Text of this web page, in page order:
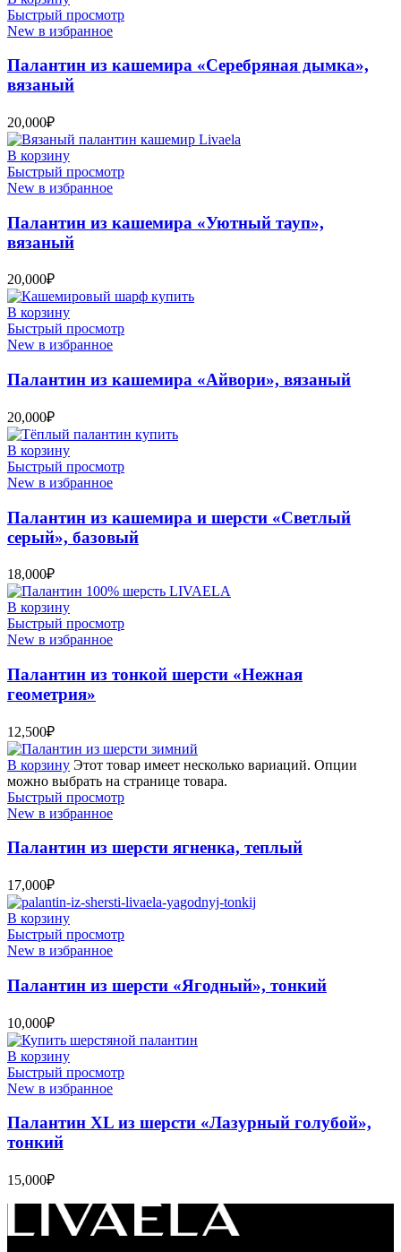
Быстрый просмотр
New в избранное
Палантин из кашемира «Серебряная дымка»,
вязаный
20,000₽
В корзину
Быстрый просмотр
New в избранное
Палантин из кашемира «Уютный тауп»,
вязаный
20,000₽
В корзину
Быстрый просмотр
New в избранное
Палантин из кашемира «Айвори», вязаный
20,000₽
В корзину
Быстрый просмотр
New в избранное
Палантин из кашемира и шерсти «Светлый
серый», базовый
18,000₽
В корзину
Быстрый просмотр
New в избранное
Палантин из тонкой шерсти «Нежная
геометрия»
12,500₽
В корзину Этот товар имеет несколько вариаций. Опции
можно выбрать на странице товара.
Быстрый просмотр
New в избранное
Палантин из шерсти ягненка, теплый
17,000₽
В корзину
Быстрый просмотр
New в избранное
Палантин из шерсти «Ягодный», тонкий
10,000₽
В корзину
Быстрый просмотр
New в избранное
Палантин XL из шерсти «Лазурный голубой»,
тонкий
15,000₽